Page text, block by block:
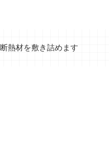
断熱材を敷き詰めます